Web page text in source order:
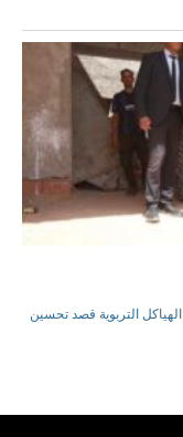
التربوية قصد تحسين